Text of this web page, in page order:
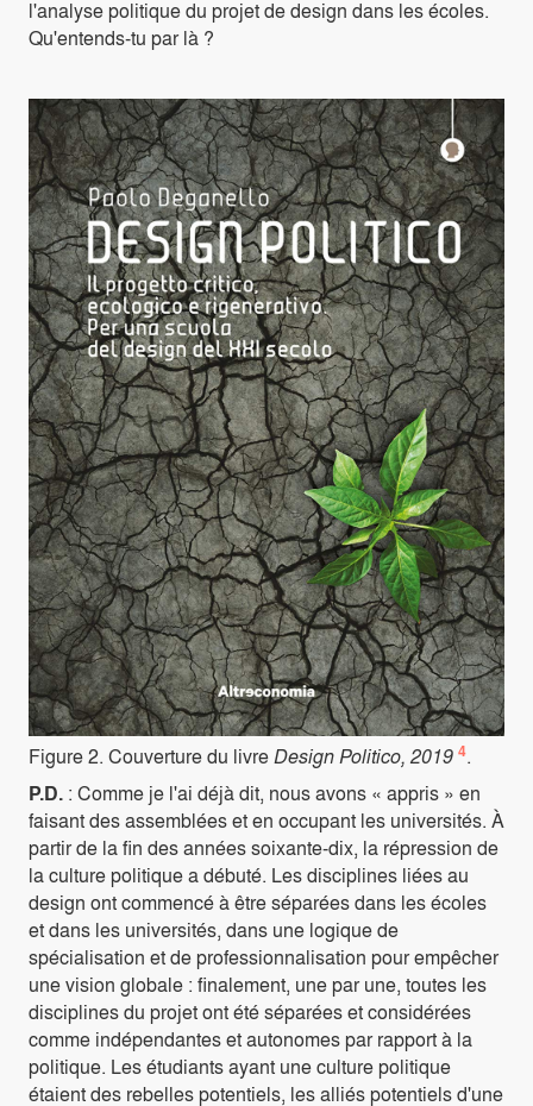
l'analyse politique du projet de design dans les écoles.
Qu'entends-tu par là ?
Figure 2. Couverture du livreDesign Politico, 2019 4.
P.D. : Comme je l'ai déjà dit, nous avons « appris » en
faisant des assemblées et en occupant les universités. À
partir de la fin des années soixante-dix, la répression de
la culture politique a débuté. Les disciplines liées au
design ont commencé à être séparées dans les écoles
et dans les universités, dans une logique de
spécialisation et de professionnalisation pour empêcher
une vision globale : finalement, une par une, toutes les
disciplines du projet ont été séparées et considérées
comme indépendantes et autonomes par rapport à la
politique. Les étudiants ayant une culture politique
étaient des rebelles potentiels, les alliés potentiels d'une